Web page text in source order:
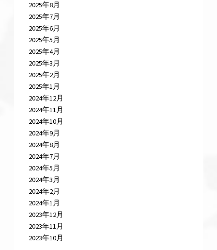
2025年8月
2025年7月
2025年6月
2025年5月
2025年4月
2025年3月
2025年2月
2025年1月
2024年12月
2024年11月
2024年10月
2024年9月
2024年8月
2024年7月
2024年5月
2024年3月
2024年2月
2024年1月
2023年12月
2023年11月
2023年10月